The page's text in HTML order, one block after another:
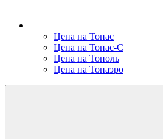
Цена на Топас
Цена на Топас-С
Цена на Тополь
Цена на Топаэро